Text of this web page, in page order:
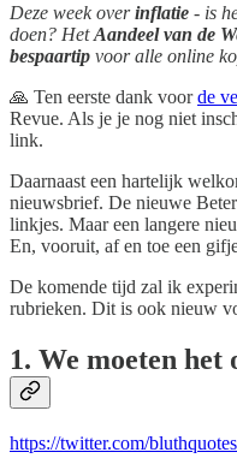
Deze week overinflatie - is
doen? HetAandeel van de
bespaartip voor alle online
🙏 Ten eerste dank voorde
Revue. Als je je nog niet
link.
Daarnaast een hartelijk
nieuwsbrief. De nieuwe
linkjes. Maar een langere
En, vooruit, af en toe een
De komende tijd zal ik
rubrieken. Dit is ook nieuw
1. We moeten
https://twitter.com/